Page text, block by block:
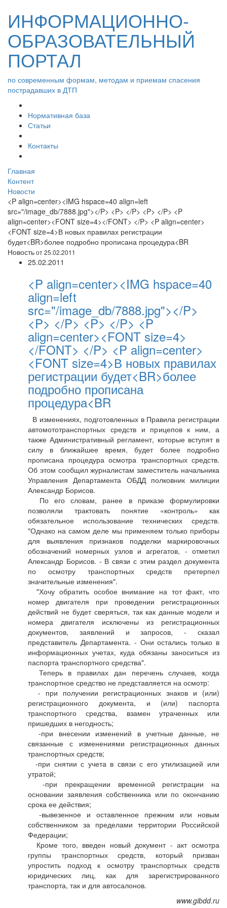
ИНФОРМАЦИОННО-
ОБРАЗОВАТЕЛЬНЫЙ
ПОРТАЛ
по современным формам, методам и приемам спасения
пострадавших в ДТП
Нормативная база
Статьи
Контакты
Главная
Контент
Новости
<P align=center><IMG hspace=40 align=left
src="/image_db/7888.jpg"></P> <P> </P> <P> </P> <P
align=center><FONT size=4></FONT> </P> <P align=center>
<FONT size=4>В новых правилах регистрации
будет<BR>более подробно прописана процедура<BR
Новостьот 25.02.2011
25.02.2011
<P align=center><IMG hspace=40
align=left
src="/image_db/7888.jpg"></P>
<P> </P> <P> </P> <P
align=center><FONT size=4>
</FONT> </P> <P align=center>
<FONT size=4>В новых правилах
регистрации будет<BR>более
подробно прописана
процедура<BR
В изменениях, подготовленных в Правила регистрации
автомототранспортных средств и прицепов к ним, а
также Административный регламент, которые вступят в
силу в ближайшее время, будет более подробно
прописана процедура осмотра транспортных средств.
Об этом сообщил журналистам заместитель начальника
Управления Департамента ОБДД полковник милиции
Александр Борисов.
По его словам, ранее в приказе формулировки
позволяли трактовать понятие «контроль» как
обязательное использование технических средств.
"Однако на самом деле мы применяем только приборы
для выявления признаков подделки маркировочных
обозначений номерных узлов и агрегатов, - отметил
Александр Борисов. - В связи с этим раздел документа
по осмотру транспортных средств претерпел
значительные изменения".
"Хочу обратить особое внимание на тот факт, что
номер двигателя при проведении регистрационных
действий не будет сверяться, так как данные модели и
номера двигателя исключены из регистрационных
документов, заявлений и запросов, - сказал
представитель Департамента. - Они остались только в
информационных учетах, куда обязаны заноситься из
паспорта транспортного средства".
Теперь в правилах дан перечень случаев, когда
транспортное средство не представляется на осмотр:
- при получении регистрационных знаков и (или)
регистрационного документа, и (или) паспорта
транспортного средства, взамен утраченных или
пришедших в негодность;
-при внесении изменений в учетные данные, не
связанные с изменениями регистрационных данных
транспортных средств;
-при снятии с учета в связи с его утилизацией или
утратой;
-при прекращении временной регистрации на
основании заявления собственника или по окончанию
срока ее действия;
-вывезенное и оставленное прежним или новым
собственником за пределами территории Российской
Федерации;
Кроме того, введен новый документ - акт осмотра
группы транспортных средств, который призван
упростить подход к осмотру транспортных средств
юридических лиц, как для зарегистрированного
транспорта, так и для автосалонов.
www.gibdd.ru